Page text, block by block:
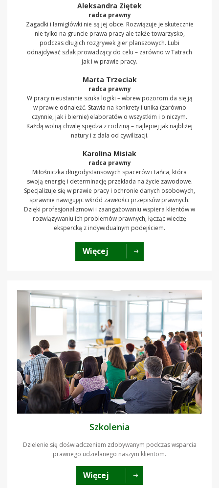
Aleksandra Ziętek
radca prawny
Zagadki i łamigłówki nie są jej obce. Rozwiązuje je skutecznie
nie tylko na gruncie prawa pracy ale także towarzysko,
podczas długich rozgrywek gier planszowych. Lubi
odnajdywać szlak prowadzący do celu – zarówno w Tatrach
jak i w prawie pracy.
Marta Trzeciak
radca prawny
W pracy nieustannie szuka logiki – wbrew pozorom da się ją
w prawie odnaleźć. Stawia na konkrety i unika (zarówno
czynnie, jak i biernie) elaboratów o wszystkim i o niczym.
Każdą wolną chwilę spędza z rodziną – najlepiej jak najbliżej
natury i z dala od cywilizacji.
Karolina Misiak
radca prawny
Miłośniczka długodystansowych spacerów i tańca, która
swoją energię i determinację przekłada na życie zawodowe.
Specjalizuje się w prawie pracy i ochronie danych osobowych,
sprawnie nawigując wśród zawiłości przepisów prawnych.
Dzięki profesjonalizmowi i zaangażowaniu wspiera klientów w
rozwiązywaniu ich problemów prawnych, łącząc wiedzę
ekspercką z indywidualnym podejściem.
Więcej
Szkolenia
Dzielenie się doświadczeniem zdobywanym podczas wsparcia
prawnego udzielanego naszym klientom.
Więcej